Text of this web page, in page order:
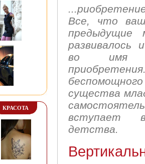
КРАСОТА
Все, что ваш
предыдущие
развивалось
во имя
существа
вступает
детства.